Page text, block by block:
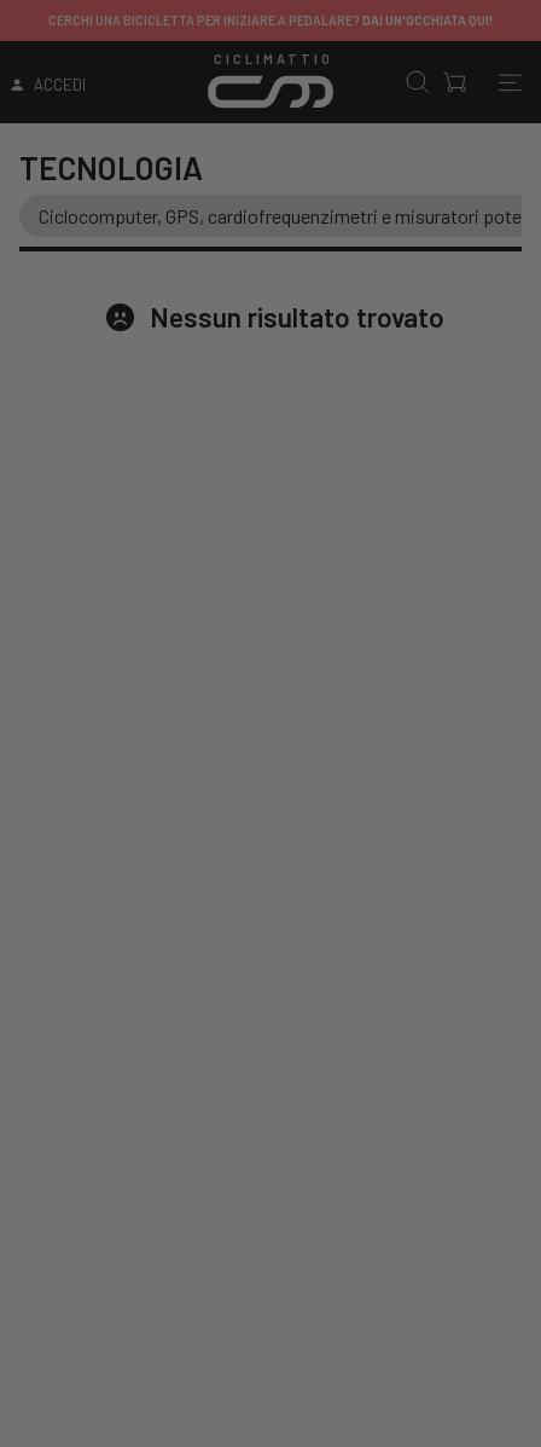
ITALIA : SPEDIZIONE GRATIS SOPRA 149,99€
SALVO CONTRIBUTI SPEDIZIONE APPLICATI SU DETERMINATI PRODOTTI
ACCEDI
CICLIMATTIO
TECNOLOGIA
Ciclocomputer, GPS, cardiofrequenzimetri e misuratori
Nessun risultato trovato